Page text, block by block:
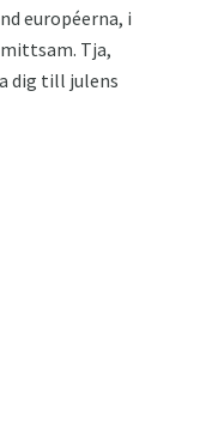
européerna, i
Tja,
dig till julens